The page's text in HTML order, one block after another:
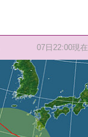
07日22:00現在